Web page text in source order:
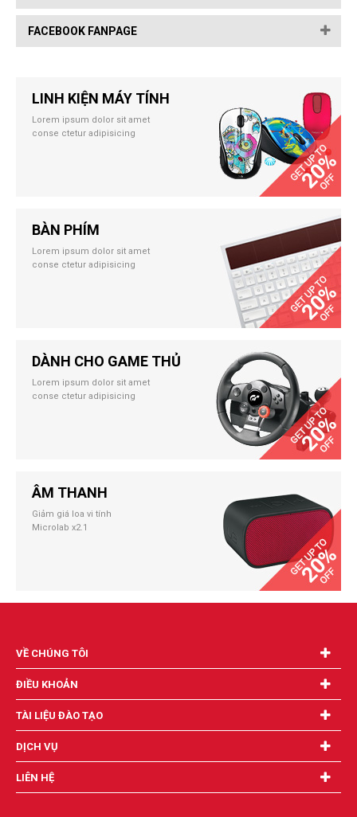
FACEBOOK FANPAGE
LINH KIỆN MÁY TÍNH
Lorem ipsum dolor sit amet
conse ctetur adipisicing
BÀN PHÍM
Lorem ipsum dolor sit amet
conse ctetur adipisicing
DÀNH CHO GAME THỦ
Lorem ipsum dolor sit amet
conse ctetur adipisicing
ÂM THANH
Giảm giá loa vi tính
Microlab x2.1
VỀ CHÚNG TÔI
ĐIỀU KHOẢN
TÀI LIỆU ĐÀO TẠO
DỊCH VỤ
LIÊN HỆ